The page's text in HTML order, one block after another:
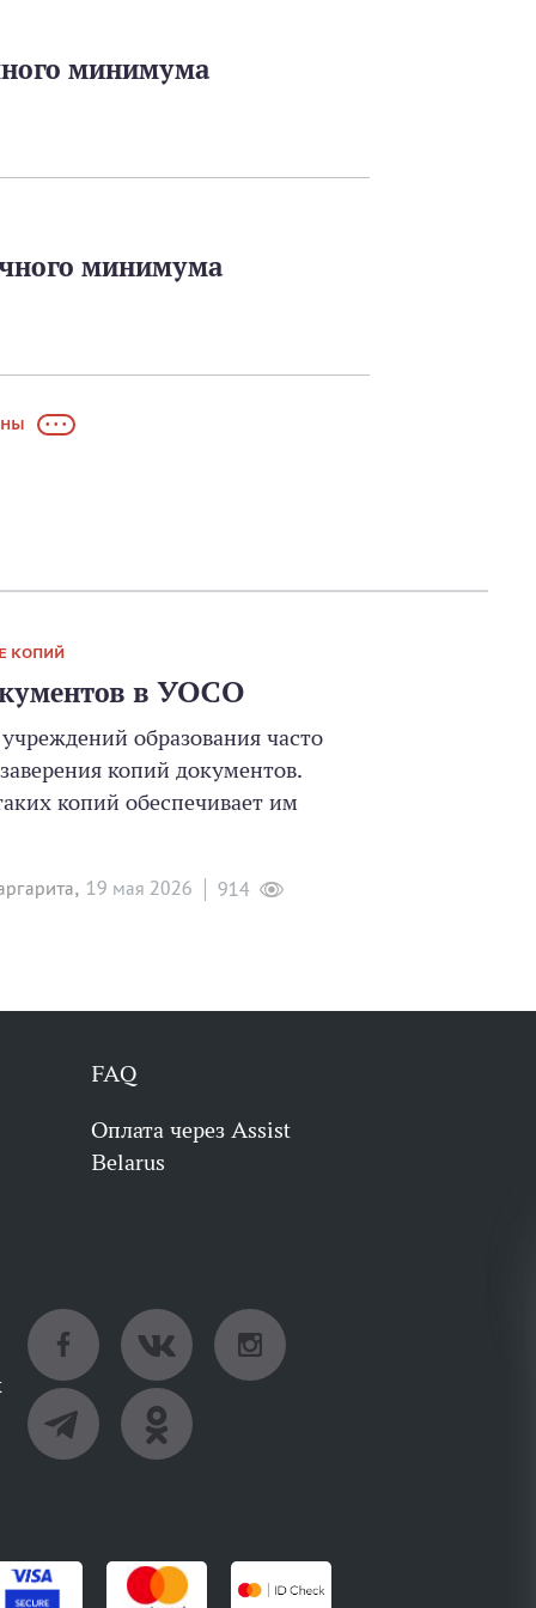
минимума
минимума
• • •
КОПИЙ
в УОСО
образования часто
копий документов.
копий обеспечивает им
19 мая 2026 914
FAQ
Оплата через Assist
Belarus